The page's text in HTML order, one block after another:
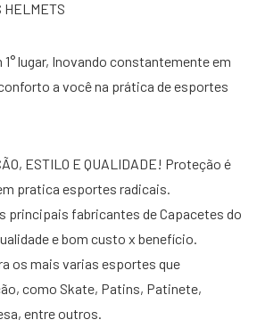
HELMETS
1° lugar, Inovando constantemente em
a você na prática de esportes
ESTILO E QUALIDADE! Proteção é
pratica esportes radicais.
principais fabricantes de Capacetes do
e bom custo x benefício.
os mais varias esportes que
como Skate, Patins, Patinete,
entre outros.